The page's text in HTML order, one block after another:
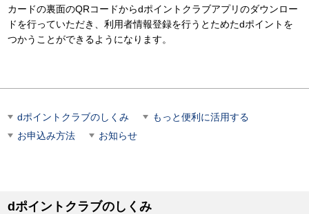
カードの裏面のQRコードからdポイントクラブアプリのダウンロー
ドを行っていただき、利用者情報登録を行うとためたdポイントを
つかうことができるようになります。
dポイントクラブのしくみ
もっと便利に活用する
お申込み方法
お知らせ
dポイントクラブのしくみ